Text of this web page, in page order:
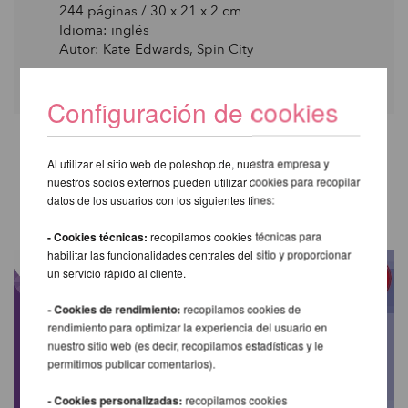
244 páginas / 30 x 21 x 2 cm
Idioma: inglés
Autor: Kate Edwards, Spin City
OTROS PRODUCTOS DE LA
MISMA MARCA
Configuración de cookies
Al utilizar el sitio web de poleshop.de, nuestra empresa y
nuestros socios externos pueden utilizar cookies para recopilar
datos de los usuarios con los siguientes fines:
- Cookies técnicas:recopilamos cookies técnicas para
habilitar las funcionalidades centrales del sitio y proporcionar
un servicio rápido al cliente.
- Cookies de rendimiento: recopilamos cookies de
rendimiento para optimizar la experiencia del usuario en
nuestro sitio web (es decir, recopilamos estadísticas y le
permitimos publicar comentarios).
- Cookies personalizadas: recopilamos cookies